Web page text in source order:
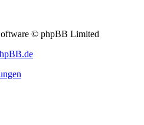
© phpBB Limited